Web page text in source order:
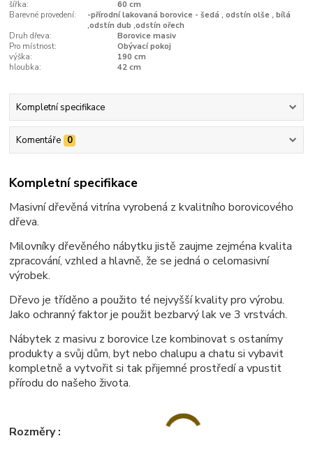
šířka:
60 cm
Barevné provedení:
-přírodní lakovaná borovice - šedá , odstín olše , bílá
,odstín dub ,odstín ořech
Druh dřeva:
Borovice masiv
Pro místnost:
Obývací pokoj
výška:
190 cm
hloubka:
42 cm
Kompletní specifikace
Komentáře 0
Kompletní specifikace
Masivní dřevěná vitrína vyrobená z kvalitního borovicového
dřeva.
Milovníky dřevěného nábytku jistě zaujme zejména kvalita
zpracování, vzhled a hlavně, že se jedná o celomasivní
výrobek.
Dřevo je tříděno a použito té nejvyšší kvality pro výrobu.
Jako ochranný faktor je použit bezbarvý lak ve 3 vrstvách.
Nábytek z masivu z borovice lze kombinovat s ostanímy
produkty a svůj dům, byt nebo chalupu a chatu si vybavit
kompletně a vytvořit si tak přijemné prostředí a vpustit
přírodu do našeho života.
Rozměry :